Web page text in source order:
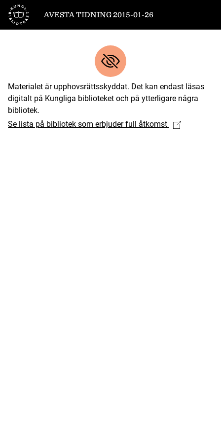
Till startsidan
AVESTA TIDNING 2015-01-26
Materialet är upphovsrättsskyddat. Det kan endast läsas
digitalt på Kungliga biblioteket och på ytterligare några
bibliotek.
Se lista på bibliotek som erbjuder full åtkomst